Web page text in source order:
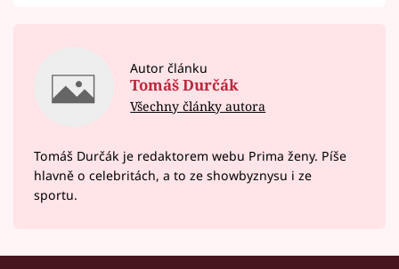
Autor článku
Tomáš Durčák
Všechny články autora
Tomáš Durčák je redaktorem webu Prima ženy. Píše
hlavně o celebritách, a to ze showbyznysu i ze
sportu.